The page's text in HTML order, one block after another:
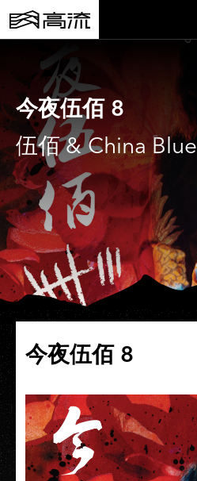
今夜伍佰 8
伍佰 & China Blue
今夜伍佰 8